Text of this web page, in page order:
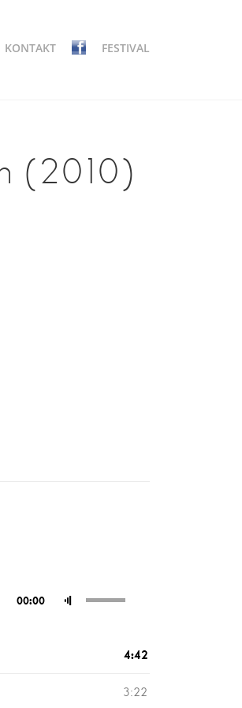
KONTAKT FESTIVAL
(2010)
00:00
4:42
3:22